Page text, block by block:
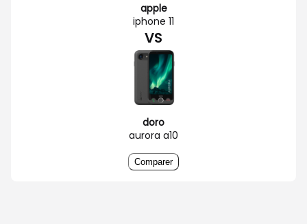
apple
iphone 11
VS
doro
aurora a10
Comparer